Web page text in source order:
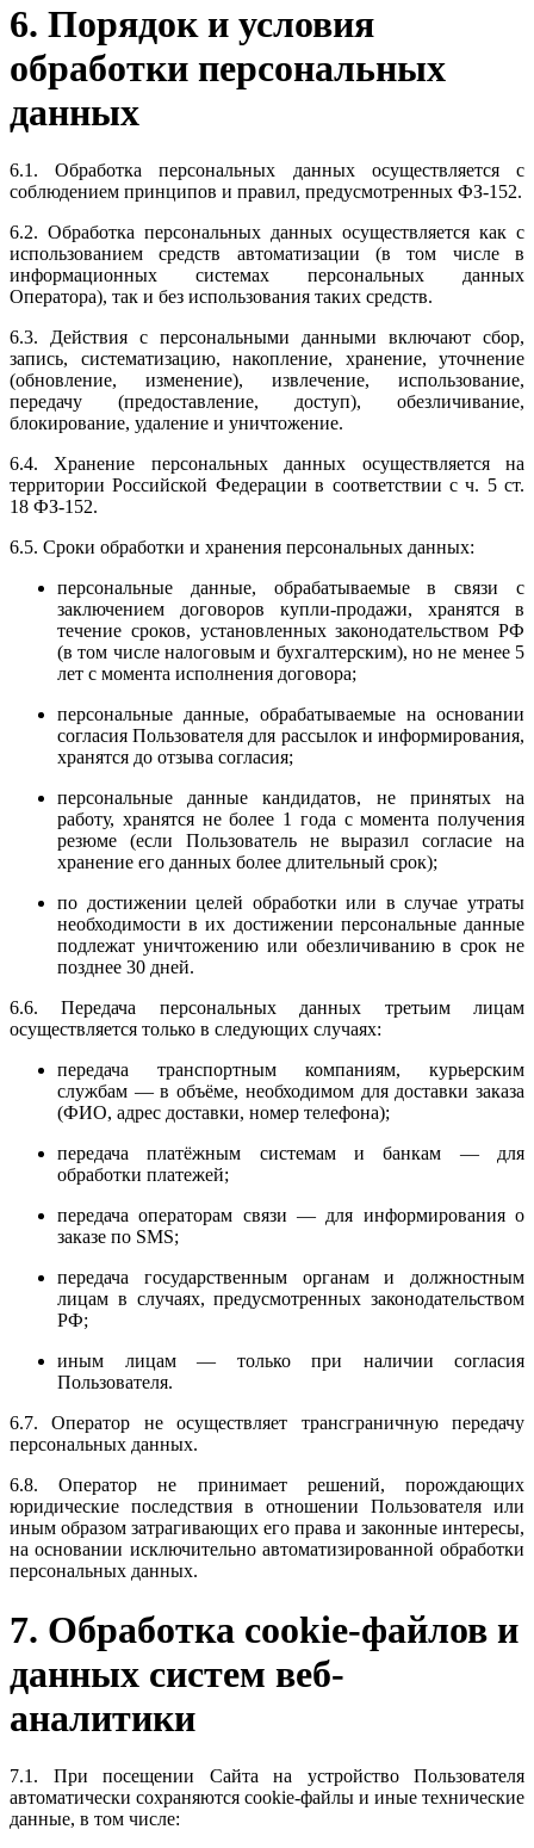
6. Порядок и условия
обработки персональных
данных
6.1. Обработка персональных данных осуществляется с
соблюдением принципов и правил, предусмотренных ФЗ-152.
6.2. Обработка персональных данных осуществляется как с
использованием средств автоматизации (в том числе в
информационных системах персональных данных
Оператора), так и без использования таких средств.
6.3. Действия с персональными данными включают сбор,
запись, систематизацию, накопление, хранение, уточнение
(обновление, изменение), извлечение, использование,
передачу (предоставление, доступ), обезличивание,
блокирование, удаление и уничтожение.
6.4. Хранение персональных данных осуществляется на
территории Российской Федерации в соответствии с ч. 5 ст.
18 ФЗ-152.
6.5. Сроки обработки и хранения персональных данных:
персональные данные, обрабатываемые в связи с
заключением договоров купли-продажи, хранятся в
течение сроков, установленных законодательством РФ
(в том числе налоговым и бухгалтерским), но не менее 5
лет с момента исполнения договора;
персональные данные, обрабатываемые на основании
согласия Пользователя для рассылок и информирования,
хранятся до отзыва согласия;
персональные данные кандидатов, не принятых на
работу, хранятся не более 1 года с момента получения
резюме (если Пользователь не выразил согласие на
хранение его данных более длительный срок);
по достижении целей обработки или в случае утраты
необходимости в их достижении персональные данные
подлежат уничтожению или обезличиванию в срок не
позднее 30 дней.
6.6. Передача персональных данных третьим лицам
осуществляется только в следующих случаях:
передача транспортным компаниям, курьерским
службам — в объёме, необходимом для доставки заказа
(ФИО, адрес доставки, номер телефона);
передача платёжным системам и банкам — для
обработки платежей;
передача операторам связи — для информирования о
заказе по SMS;
передача государственным органам и должностным
лицам в случаях, предусмотренных законодательством
РФ;
иным лицам — только при наличии согласия
Пользователя.
6.7. Оператор не осуществляет трансграничную передачу
персональных данных.
6.8. Оператор не принимает решений, порождающих
юридические последствия в отношении Пользователя или
иным образом затрагивающих его права и законные интересы,
на основании исключительно автоматизированной обработки
персональных данных.
7. Обработка cookie-файлов и
данных систем веб-
аналитики
7.1. При посещении Сайта на устройство Пользователя
автоматически сохраняются cookie-файлы и иные технические
данные, в том числе: